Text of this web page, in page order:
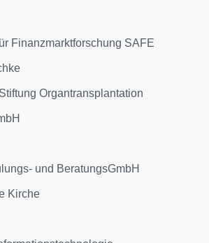
Finanzmarktforschung SAFE
Organtransplantation
und BeratungsGmbH
Kirche